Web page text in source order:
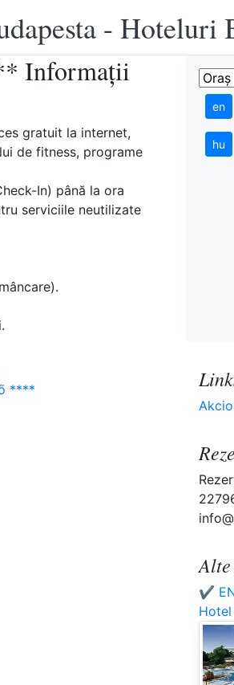
- Hoteluri
Informații
gratuit la internet,
de fitness, programe
In) până la ora
serviciile neutilizate
****
en
hu
✔️